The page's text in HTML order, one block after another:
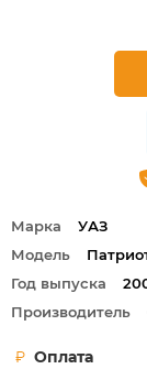
Марка
УАЗ
Модель
Год выпуска
Производитель
Оплата